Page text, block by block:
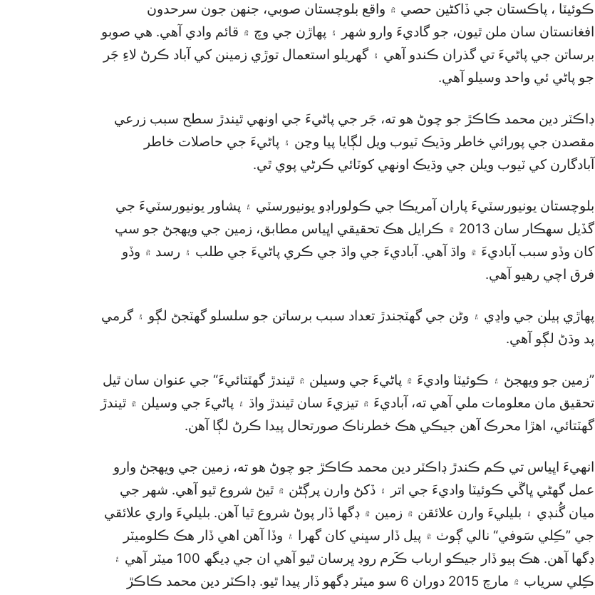
ڪوئيٽا ، پاڪستان جي ڏاکڻين حصي ۾ واقع بلوچستان صوبي، جنهن جون سرحدون
افغانستان سان ملن ٿيون، جو گاديءَ وارو شهر ۽ پهاڙن جي وچ ۾ قائم وادي آهي. هي صوبو
برساتن جي پاڻيءَ تي گذران ڪندو آهي ۽ گھريلو استعمال توڙي زمينن کي آباد ڪرڻ لاءِ جَر
جو پاڻي ئي واحد وسيلو آهي.
ڊاڪٽر دين محمد ڪاڪڙ جو چوڻ هو ته، جَر جي پاڻيءَ جي اونهي ٿيندڙ سطح سبب زرعي
مقصدن جي پورائي خاطر وڌيڪ ٽيوب ويل لڳايا پيا وڃن ۽ پاڻيءَ جي حاصلات خاطر
آبادگارن کي ٽيوب ويلن جي وڌيڪ اونهي کوٽائي ڪرڻي پوي ٿي.
بلوچستان يونيورسٽيءَ پاران آمريڪا جي ڪولوراڊو يونيورسٽي ۽ پشاور يونيورسٽيءَ جي
گڏيل سهڪار سان 2013 ۾ ڪرايل هڪ تحقيقي اڀياس مطابق، زمين جي ويهجڻ جو سڀ
کان وڏو سبب آباديءَ ۾ واڌ آهي. آباديءَ جي واڌ جي ڪري پاڻيءَ جي طلب ۽ رسد ۾ وڏو
فرق اچي رهيو آهي.
پهاڙي ٻيلن جي واڍي ۽ وڻن جي گھٽجندڙ تعداد سبب برساتن جو سلسلو گھٽجڻ لڳو ۽ گرمي
پد وڌڻ لڳو آهي.
”زمين جو ويهجڻ ۽ ڪوئيٽا واديءَ ۾ پاڻيءَ جي وسيلن ۾ ٿيندڙ گھٽتائيءَ“ جي عنوان سان ٿيل
تحقيق مان معلومات ملي آهي ته، آباديءَ ۾ تيزيءَ سان ٿيندڙ واڌ ۽ پاڻيءَ جي وسيلن ۾ ٿيندڙ
گھٽتائي، اهڙا محرڪ آهن جيڪي هڪ خطرناڪ صورتحال پيدا ڪرڻ لڳا آهن.
انهيءَ اڀياس تي ڪم ڪندڙ ڊاڪٽر دين محمد ڪاڪڙ جو چوڻ هو ته، زمين جي ويهجڻ وارو
عمل گھڻي ڀاڱي ڪوئيٽا واديءَ جي اتر ۽ ڏکڻ وارن پرڳڻن ۾ ٿيڻ شروع ٿيو آهي. شهر جي
ميان گُنڊي ۽ بليليءَ وارن علائقن ۾ زمين ۾ ڊگھا ڏار پوڻ شروع ٿيا آهن. بليليءَ واري علائقي
جي ”ڪِلي سَوفي“ نالي ڳوٺ ۾ پيل ڏار سڀني کان گهرا ۽ وڏا آهن اهي ڏار هڪ ڪلوميٽر
ڊگھا آهن. هڪ ٻيو ڏار جيڪو ارباب ڪَرم روڊ ڀرسان ٿيو آهي ان جي ڊيگھ 100 ميٽر آهي ۽
ڪِلي سرياب ۾ مارچ 2015 دوران 6 سو ميٽر ڊگھو ڏار پيدا ٿيو. ڊاڪٽر دين محمد ڪاڪڙ